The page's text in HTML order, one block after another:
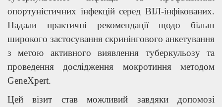
опортуністичних інфекцій серед ВІЛ-інфікованих.
Надали практичні рекомендації щодо більш
широкого застосування скринінгового анкетування
з метою активного виявлення туберкульозу та
проведення дослідження мокротиння методом
GeneXpert.
Цей візит став можливий завдяки допомозі